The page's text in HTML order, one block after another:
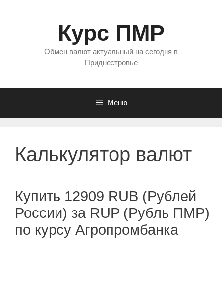
Курс ПМР
Обмен валют актуальный на сегодня в
Приднестровье
Меню
Калькулятор валют
Купить 12909 RUB (Рублей
России) за RUP (Рубль ПМР)
по курсу Агропромбанка